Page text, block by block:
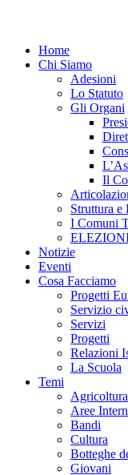
Home
Chi Siamo
Adesioni
Lo Statuto
Gli Organi
Il
Struttura e
I Comuni
Notizie
Eventi
Cosa Facciamo
Progetti
Servizio
Servizi
Progetti
Relazioni
La Scuola
Temi
Aree
Bandi
Cultura
Botteghe
Giovani